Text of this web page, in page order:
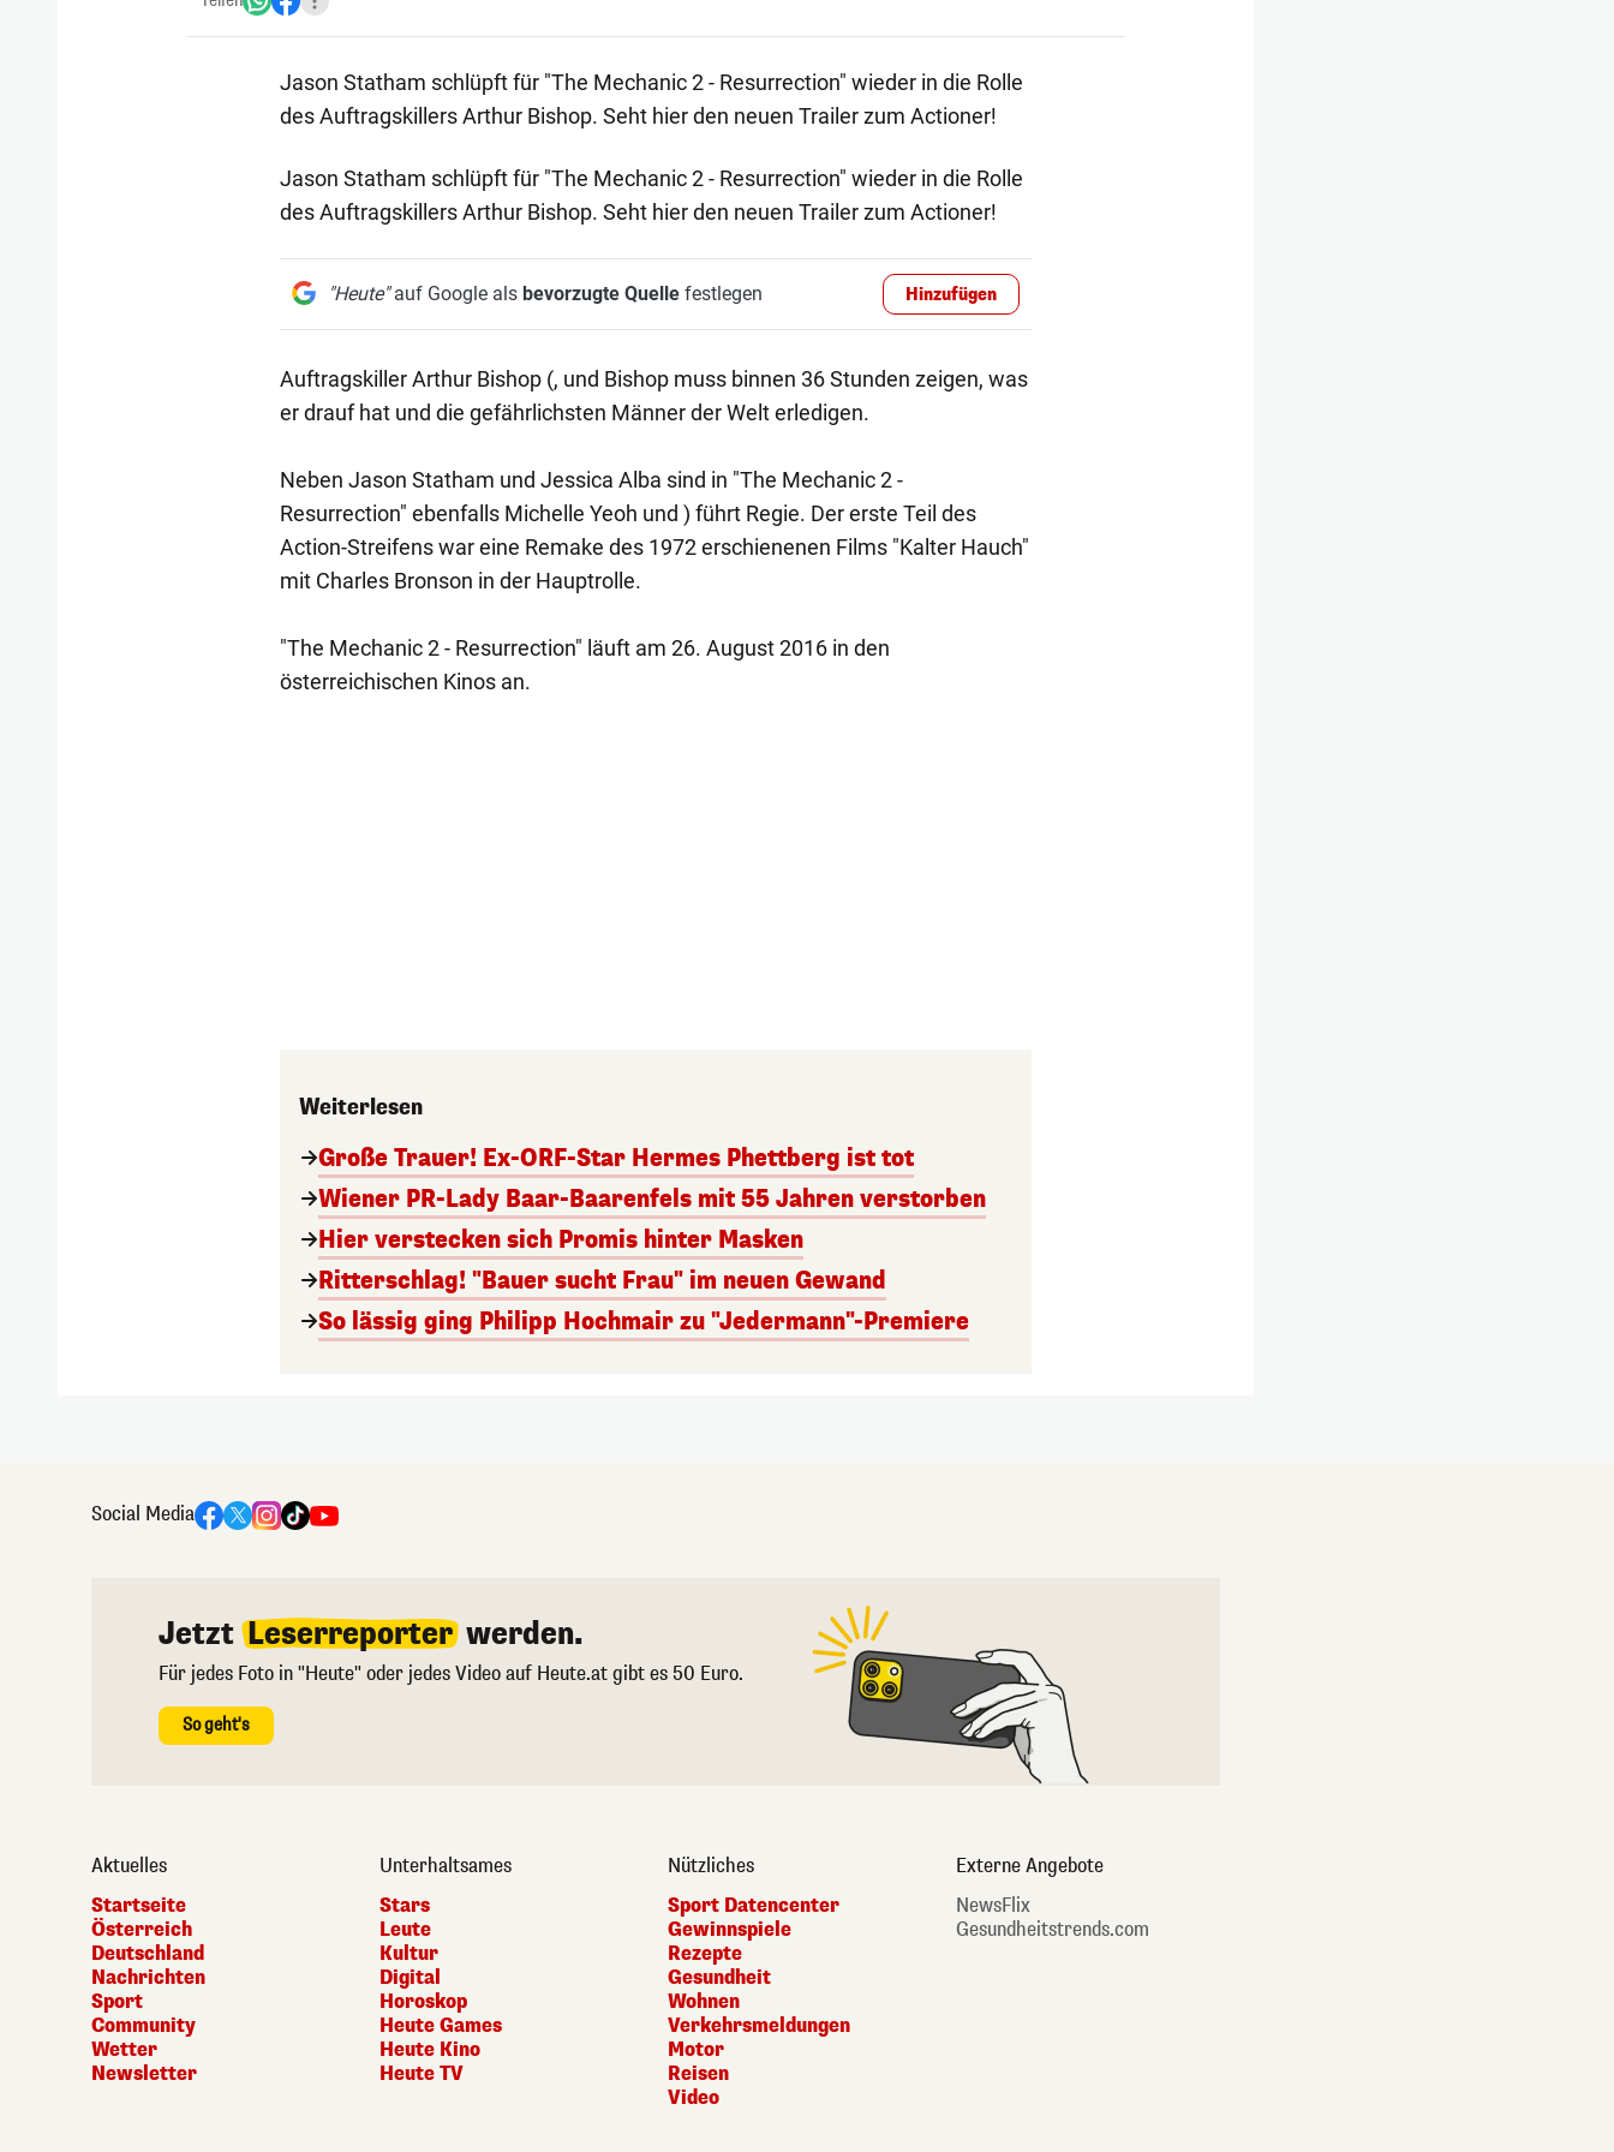
Jason Statham schlüpft für "The Mechanic 2 - Resurrection" wieder in die Rolle
des Auftragskillers Arthur Bishop. Seht hier den neuen Trailer zum Actioner!
Jason Statham schlüpft für "The Mechanic 2 - Resurrection" wieder in die Rolle
des Auftragskillers Arthur Bishop. Seht hier den neuen Trailer zum Actioner!
"Heute"auf Google als bevorzugte Quellefestlegen Hinzufügen
Auftragskiller Arthur Bishop (, und Bishop muss binnen 36 Stunden zeigen, was
er drauf hat und die gefährlichsten Männer der Welt erledigen.
Neben Jason Statham und Jessica Alba sind in "The Mechanic 2 -
Resurrection" ebenfalls Michelle Yeoh und ) führt Regie. Der erste Teil des
Action-Streifens war eine Remake des 1972 erschienenen Films "Kalter Hauch"
mit Charles Bronson in der Hauptrolle.
"The Mechanic 2 - Resurrection" läuft am 26. August 2016 in den
österreichischen Kinos an.
Weiterlesen
Große Trauer! Ex-ORF-Star Hermes Phettberg ist tot
Wiener PR-Lady Baar-Baarenfels mit 55 Jahren verstorben
Hier verstecken sich Promis hinter Masken
Ritterschlag! "Bauer sucht Frau" im neuen Gewand
So lässig ging Philipp Hochmair zu "Jedermann"-Premiere
Social Media
Jetzt Leserreporter werden.
Für jedes Foto in "Heute" oder jedes Video auf Heute.at gibt es 50 Euro.
So geht's
Aktuelles
Startseite
Österreich
Deutschland
Nachrichten
Sport
Community
Wetter
Newsletter
Unterhaltsames
Stars
Leute
Kultur
Digital
Horoskop
Heute Games
Heute Kino
Heute TV
Nützliches
Sport Datencenter
Gewinnspiele
Rezepte
Gesundheit
Wohnen
Verkehrsmeldungen
Motor
Reisen
Video
Externe Angebote
NewsFlix
Gesundheitstrends.com